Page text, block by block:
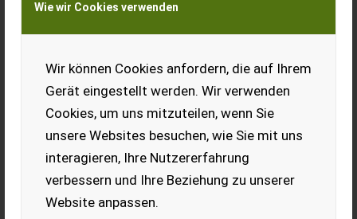
Wie wir Cookies verwenden
Wir können Cookies anfordern, die auf Ihrem
Gerät eingestellt werden. Wir verwenden
Cookies, um uns mitzuteilen, wenn Sie
unsere Websites besuchen, wie Sie mit uns
interagieren, Ihre Nutzererfahrung
verbessern und Ihre Beziehung zu unserer
Website anpassen.
Transport von Land- und Baumaschinen –
KEINE Tiertransporte
Demag Hallenkran,
Schwenkkran,
Deckenkran,
Säulendrehkran
1 Stk. Schwenkkran
abzugeben, kann als
Deckenkran, Hallenkran auch
verwendet werden, Hubkraft